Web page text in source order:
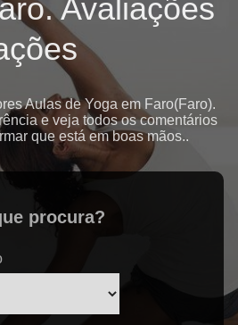
Avaliações
Aulas de Yoga em Faro(Faro).
e veja todos os comentários
que está em boas mãos..
procura?